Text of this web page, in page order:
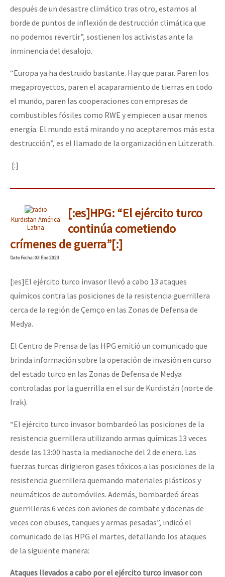
después de un desastre climático tras otro, estamos al
borde de puntos de inflexión de destrucción climática que
no podemos revertir”, sostienen los activistas ante la
inminencia del desalojo.
“Europa ya ha destruido bastante. Hay que parar. Paren los
megaproyectos, paren el acaparamiento de tierras en todo
el mundo, paren las cooperaciones con empresas de
combustibles fósiles como RWE y empiecen a usar menos
energía. El mundo está mirando y no aceptaremos más esta
destrucción”, es el llamado de la organización en Lützerath.
[:]
Kurdistan América
Latina
[:es]HPG: “El ejército turco
continúa cometiendo
crímenes de guerra”[:]
DateFecha: 03 Ene 2023
[:es]El ejército turco invasor llevó a cabo 13 ataques
químicos contra las posiciones de la resistencia guerrillera
cerca de la región de Çemço en las Zonas de Defensa de
Medya.
El Centro de Prensa de las HPG emitió un comunicado que
brinda información sobre la operación de invasión en curso
del estado turco en las Zonas de Defensa de Medya
controladas por la guerrilla en el sur de Kurdistán (norte de
Irak).
“El ejército turco invasor bombardeó las posiciones de la
resistencia guerrillera utilizando armas químicas 13 veces
desde las 13:00 hasta la medianoche del 2 de enero. Las
fuerzas turcas dirigieron gases tóxicos a las posiciones de la
resistencia guerrillera quemando materiales plásticos y
neumáticos de automóviles. Además, bombardeó áreas
guerrilleras 6 veces con aviones de combate y docenas de
veces con obuses, tanques y armas pesadas”, indicó el
comunicado de las HPG el martes, detallando los ataques
de la siguiente manera:
Ataques llevados a cabo por el ejército turco invasor con